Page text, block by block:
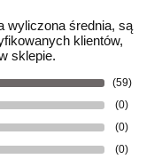
wyliczona średnia, są
klientów,
sklepie.
(59)
(0)
(0)
(0)